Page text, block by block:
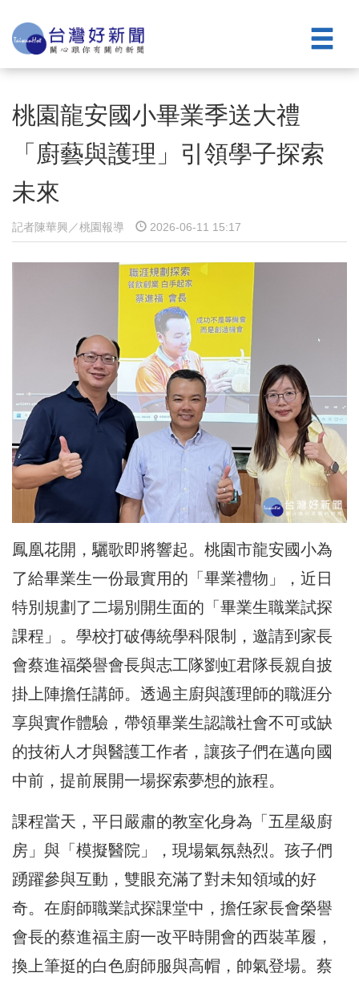
桃園龍安國小畢業季送大禮
「廚藝與護理」引領學子探索
未來
記者陳華興／桃園報導 2026-06-11 15:17
鳳凰花開，驪歌即將響起。桃園市龍安國小為
了給畢業生一份最實用的「畢業禮物」，近日
特別規劃了二場別開生面的「畢業生職業試探
課程」。學校打破傳統學科限制，邀請到家長
會蔡進福榮譽會長與志工隊劉虹君隊長親自披
掛上陣擔任講師。透過主廚與護理師的職涯分
享與實作體驗，帶領畢業生認識社會不可或缺
的技術人才與醫護工作者，讓孩子們在邁向國
中前，提前展開一場探索夢想的旅程。
課程當天，平日嚴肅的教室化身為「五星級廚
房」與「模擬醫院」，現場氣氛熱烈。孩子們
踴躍參與互動，雙眼充滿了對未知領域的好
奇。在廚師職業試探課堂中，擔任家長會榮譽
會長的蔡進福主廚一改平時開會的西裝革履，
換上筆挺的白色廚師服與高帽，帥氣登場。蔡